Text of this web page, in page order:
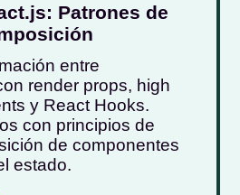
Patrones de
entre
render props, high
y React Hooks.
con principios de
de componentes
estado.